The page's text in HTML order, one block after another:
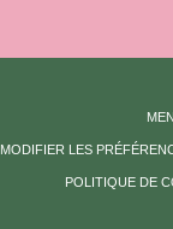
MODIFIER LES
POLITIQUE DE